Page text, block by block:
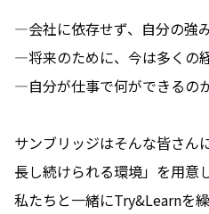
―会社に依存せず、自分の強
―将来のために、今は多くの
―自分が仕事で何ができるの
サンブリッジはそんな皆さん
長し続けられる環境」を用意
私たちと一緒にTry&Learnを